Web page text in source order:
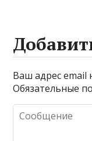
Ваш адрес email
Обязательные